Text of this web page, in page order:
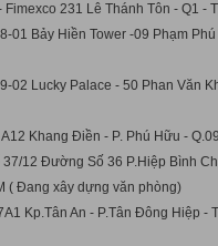
Fimexco 231 Lê Thánh Tôn - Q1 -
01 Bảy Hiền Tower -09 Phạm
02 Lucky Palace - 50 Phan Văn
A12 Khang Điền - P. Phú Hữu -
37/12 Đường Số 36 P.Hiệp Bình
( Đang xây dựng văn phòng)
Kp.Tân An - P.Tân Đông Hiệp -